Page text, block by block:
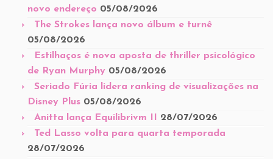
novo endereço 05/08/2026
The Strokes lança novo álbum e turnê
05/08/2026
Estilhaços é nova aposta de thriller psicológico
de Ryan Murphy 05/08/2026
Seriado Fúria lidera ranking de visualizações na
Disney Plus 05/08/2026
Anitta lança Equilibrivm II 28/07/2026
Ted Lasso volta para quarta temporada
28/07/2026